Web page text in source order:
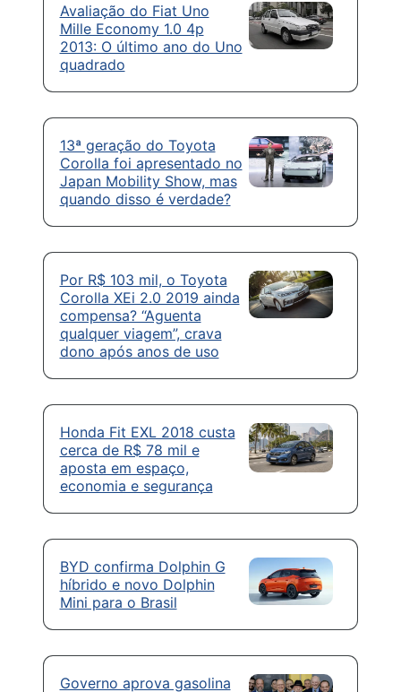
Avaliação do Fiat Uno
Mille Economy 1.0 4p
2013: O último ano do Uno
quadrado
13ª geração do Toyota
Corolla foi apresentado no
Japan Mobility Show, mas
quando disso é verdade?
Por R$ 103 mil, o Toyota
Corolla XEi 2.0 2019 ainda
compensa? “Aguenta
qualquer viagem”, crava
dono após anos de uso
Honda Fit EXL 2018 custa
cerca de R$ 78 mil e
aposta em espaço,
economia e segurança
BYD confirma Dolphin G
híbrido e novo Dolphin
Mini para o Brasil
Governo aprova gasolina